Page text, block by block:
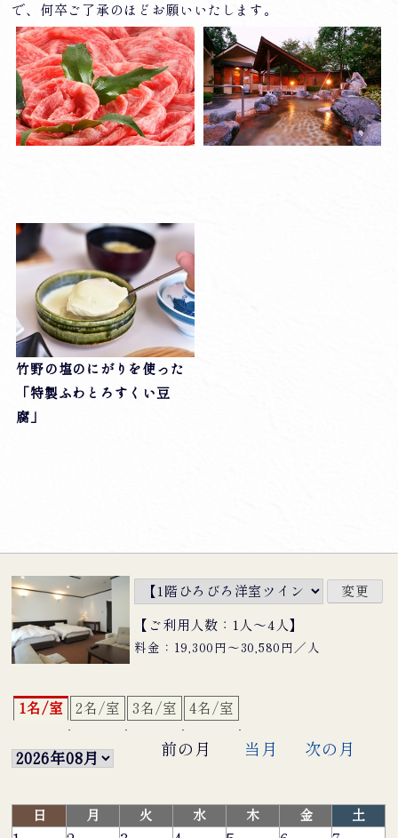
で、何卒ご了承のほどお願いいたします。
竹野の塩のにがりを使った
「特製ふわとろすくい豆
腐」
【ご利用人数：1人〜4人】
料金：19,300円〜30,580円／人
1名/室 2名/室 3名/室 4名/室
前の月 当月 次の月
日 月 火 水 木 金 土